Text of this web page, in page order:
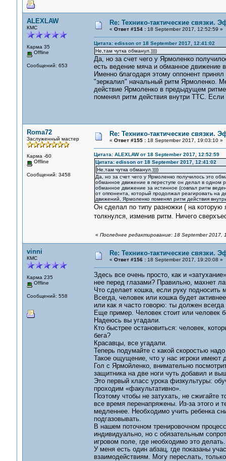
ALEXLAW
КМС
Карма 35
Offline
Сообщений: 653
Re: Технико-тактические связки.
« Ответ #154 :18 September 2017, 12:52:59 »
Цитата: edisson от 18 September 2017, 12:41:02
Не,там чутка обманул.))))
Да, но за счет чего у Ярмоленко
есть ведение мяча и обманное движение
Именно благодаря этому оппонент
"зеркалил" начальный ритм Ярмоленко.
действие Ярмоленко в предыдущем
поменял ритм действия внутри ТТС. Если
Roma72
Заслуженный мастер
Карма -60
Offline
Сообщений: 3458
Re: Технико-тактические связки.
« Ответ #155 :18 September 2017, 19:03:10 »
Цитата: ALEXLAW от 18 September 2017, 12:52:59
Цитата: edisson от 18 September 2017, 12:41:02
Не,там чутка обманул.))))
Да, но за счет чего у Ярмоленко получилось это
обманное движение в переступе он делал в одном
обманное движение за истинное (совпал ритм
от оппонента, который продолжал реагировать на
движений, Ярмоленко поменял ритм действия
Он сделал по типу разножки ( на
толкнулся, изменив ритм. Ничего
« Последнее редактирование: 18 September 2017,
vinni
КМС
Карма 235
Offline
Сообщений: 558
Re: Технико-тактические связки.
« Ответ #156 :18 September 2017, 19:20:08 »
Здесь все очень просто, как и
нее перед глазами? Правильно, махнет
Что сделает кошка, если руку подносить
Всегда, человек или кошка будет
или как я часто говорю: ты должен
Еще пример. Человек стоит или человек
Надеюсь вы угадали.
Кто быстрее остановиться: человек,
бега?
Красавцы, все угадали.
Теперь подумайте с какой скоростью
Такое ощущение, что у нас игроки имеют
Гол с Ярмойленко, внимательно
защитника на две ноги чуть добавил и
Это первый класс урока физкультуры:
проходим «факультативно».
Поэтому чтобы не затухать, не
все время перенапряжены. Из-за этого и
медленнее. Необходимо учить ребенка
подгазовывать.
В нашем поточном тренировочном
индивидуально, но с обязательным
игровом поле, где необходимо это делать.
У меня есть один абзац, где показаны
взаимодействиям. Могу переслать,